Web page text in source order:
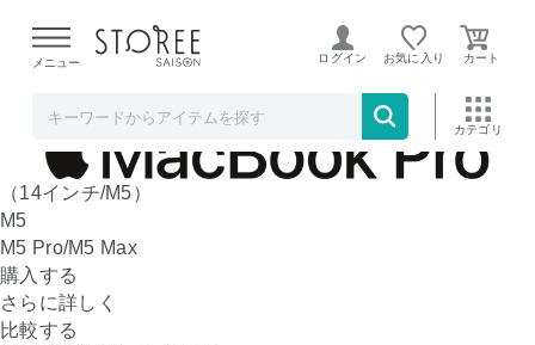
よる配送遅延が発生しております。
メニュー ログイン お気に入り
目玉品 新商品
（14インチ/M5）
M5
M5 Pro/M5 Max
購入する
さらに詳しく
比較する